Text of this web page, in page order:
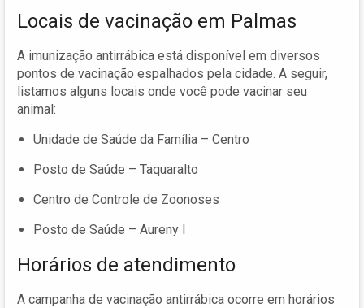
Locais de vacinação em Palmas
A imunização antirrábica está disponível em diversos
pontos de vacinação espalhados pela cidade. A seguir,
listamos alguns locais onde você pode vacinar seu
animal:
Unidade de Saúde da Família – Centro
Posto de Saúde – Taquaralto
Centro de Controle de Zoonoses
Posto de Saúde – Aureny I
Horários de atendimento
A campanha de vacinação antirrábica ocorre em horários